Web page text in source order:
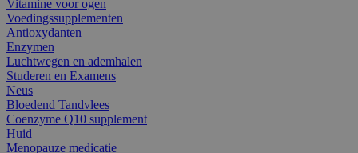
Vitamine voor ogen
Voedingssupplementen
Antioxydanten
Enzymen
Luchtwegen en ademhalen
Studeren en Examens
Neus
Bloedend Tandvlees
Coenzyme Q10 supplement
Huid
Menopauze medicatie